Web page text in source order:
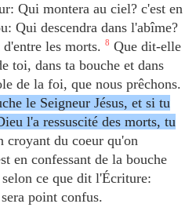
Qui montera au ciel? c'est en
Qui descendra dans l'abîme?
les morts. 8 Que dit-elle
toi, dans ta bouche et dans
de la foi, que nous prêchons.
le Seigneur Jésus, et si tu
l'a ressuscité des morts, tu
croyant du coeur qu'on
en confessant de la bouche
selon ce que dit l'Écriture:
point confus.